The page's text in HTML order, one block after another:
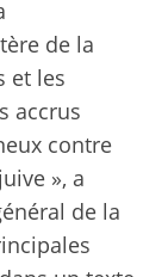
de la
et les
accrus
contre
», a
de la